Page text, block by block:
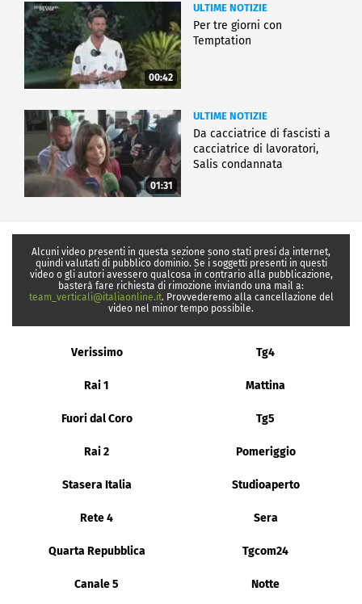
00:42
ULTIME NOTIZIE
Per tre giorni con
Temptation
01:31
ULTIME NOTIZIE
Da cacciatrice di fascisti a
cacciatrice di lavoratori,
Salis condannata
Alcuni video presenti in questa sezione sono stati presi da internet,
quindi valutati di pubblico dominio. Se i soggetti presenti in questi
video o gli autori avessero qualcosa in contrario alla pubblicazione,
basterà fare richiesta di rimozione inviando una mail a:
team_verticali@italiaonline.it. Provvederemo alla cancellazione del
video nel minor tempo possibile.
Verissimo Tg4
Rai 1 Mattina
Fuori dal Coro Tg5
Rai 2 Pomeriggio
Stasera Italia Studioaperto
Rete 4 Sera
Quarta Repubblica Tgcom24
Canale 5 Notte